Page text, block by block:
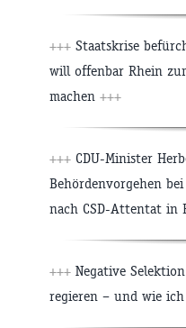
+++ Staatskrise
will offenbar Rhein
machen +++
+++ CDU-Minister
Behördenvorgehen
nach CSD-Attentat in
+++ Negative
regieren – und wie